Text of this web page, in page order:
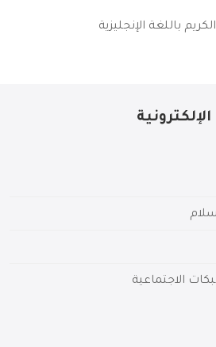
باللغة الإنجليزية
الاجتماعية